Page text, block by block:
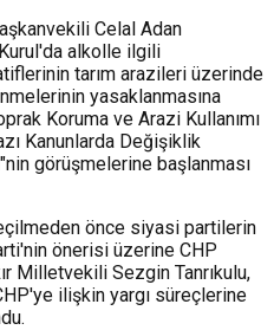
Celal Adan
Kurul'da alkolle ilgili
tarım arazileri üzerinde
yasaklanmasına
Koruma ve Arazi Kullanımı
Kanunlarda Değişiklik
görüşmelerine başlanması
önce siyasi partilerin
önerisi üzerine CHP
Milletvekili Sezgin Tanrıkulu,
ilişkin yargı süreçlerine